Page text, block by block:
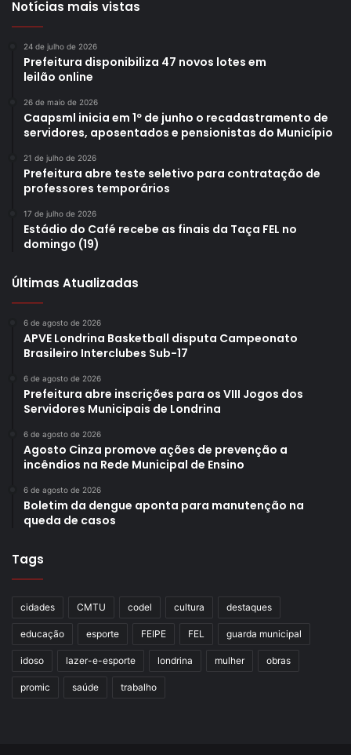
Notícias mais vistas
24 de julho de 2026
Prefeitura disponibiliza 47 novos lotes em
leilão online
26 de maio de 2026
Caapsml inicia em 1º de junho o recadastramento de
servidores, aposentados e pensionistas do Município
21 de julho de 2026
Prefeitura abre teste seletivo para contratação de
professores temporários
17 de julho de 2026
Estádio do Café recebe as finais da Taça FEL no
domingo (19)
Últimas Atualizadas
6 de agosto de 2026
APVE Londrina Basketball disputa Campeonato
Brasileiro Interclubes Sub-17
6 de agosto de 2026
Prefeitura abre inscrições para os VIII Jogos dos
Servidores Municipais de Londrina
6 de agosto de 2026
Agosto Cinza promove ações de prevenção a
incêndios na Rede Municipal de Ensino
6 de agosto de 2026
Boletim da dengue aponta para manutenção na
queda de casos
Tags
cidades CMTU codel cultura destaques
educação esporte FEIPE FEL guarda municipal
idoso lazer-e-esporte londrina mulher obras
promic saúde trabalho